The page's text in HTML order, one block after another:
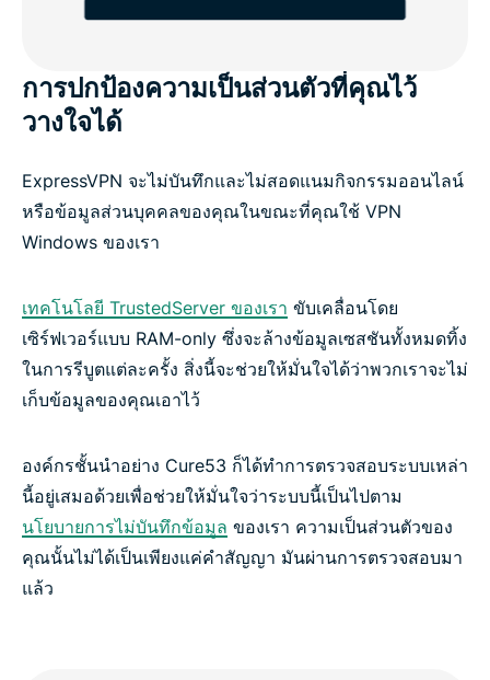
การปกป้องความเป็นส่วนตัวที่คุณไว้
วางใจได้
ExpressVPN จะไม่บันทึกและไม่สอดแนมกิจกรรมออนไลน์
หรือข้อมูลส่วนบุคคลของคุณในขณะที่คุณใช้ VPN
Windows ของเรา
เทคโนโลยี TrustedServer ของเรา ขับเคลื่อนโดย
เซิร์ฟเวอร์แบบ RAM-only ซึ่งจะล้างข้อมูลเซสชันทั้งหมดทิ้ง
ในการรีบูตแต่ละครั้ง สิ่งนี้จะช่วยให้มั่นใจได้ว่าพวกเราจะไม่
เก็บข้อมูลของคุณเอาไว้
องค์กรชั้นนำอย่าง Cure53 ก็ได้ทำการตรวจสอบระบบเหล่า
นี้อยู่เสมอด้วยเพื่อช่วยให้มั่นใจว่าระบบนี้เป็นไปตาม
นโยบายการไม่บันทึกข้อมูล ของเรา ความเป็นส่วนตัวของ
คุณนั้นไม่ได้เป็นเพียงแค่คำสัญญา มันผ่านการตรวจสอบมา
แล้ว